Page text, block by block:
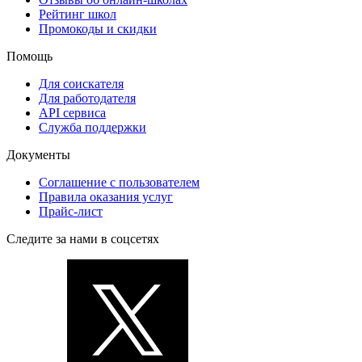
Рейтинг школ
Промокоды и скидки
Помощь
Для соискателя
Для работодателя
API сервиса
Служба поддержки
Документы
Соглашение с пользователем
Правила оказания услуг
Прайс-лист
Следите за нами в соцсетях